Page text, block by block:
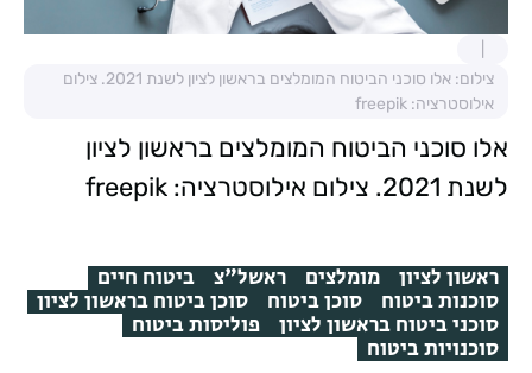
צילום: אלו סוכני הביטוח המומלצים בראשון לציון לשנת 2021. צילום
אילוסטרציה: freepik
אלו סוכני הביטוח המומלצים בראשון לציון
לשנת 2021. צילום אילוסטרציה: freepik
ראשון לציון מומלצים ראשל"צ ביטוח חיים
סוכנות ביטוח סוכן ביטוח סוכן ביטוח בראשון לציון
סוכני ביטוח בראשון לציון פוליסות ביטוח
סוכנויות ביטוח